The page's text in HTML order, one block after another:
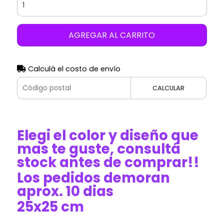
AGREGAR AL CARRITO
Calculá el costo de envío
CALCULAR
Elegi el color y diseño que
mas te guste, consultá
stock antes de comprar!!
Los pedidos demoran
aprox. 10 dias
25x25 cm